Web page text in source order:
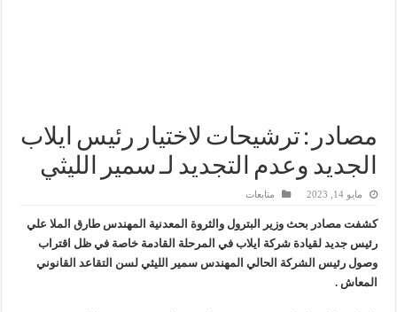
وزير البترول والثروة المعدنية يتفقد استئناف أعمال الحفر بحقل البركة في أسوان بعد توقف منذ عام 2022.. ويؤكد: كامل الاهتمام لوضع صعيد مصر
مصادر : ترشيحات لاختيار رئيس ايلاب
الجديد وعدم التجديد لـ سمير الليثي
مايو 14, 2023 متابعات
كشفت مصادر بحث وزير البترول والثروة المعدنية المهندس طارق الملا علي
رئيس جديد لقيادة شركة ايلاب في المرحلة القادمة خاصة في ظل اقتراب
وصول رئيس الشركة الحالي المهندس سمير الليثي لسن التقاعد القانوني
المعاش .